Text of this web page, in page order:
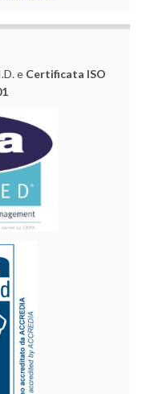
e Certificata ISO